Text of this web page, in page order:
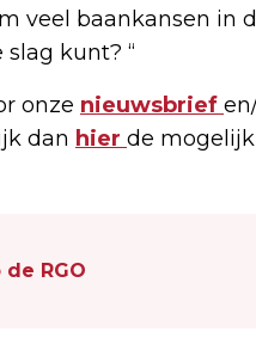
veel baankansen in
kunt? “
onze nieuwsbrief
dan hier de
RGO